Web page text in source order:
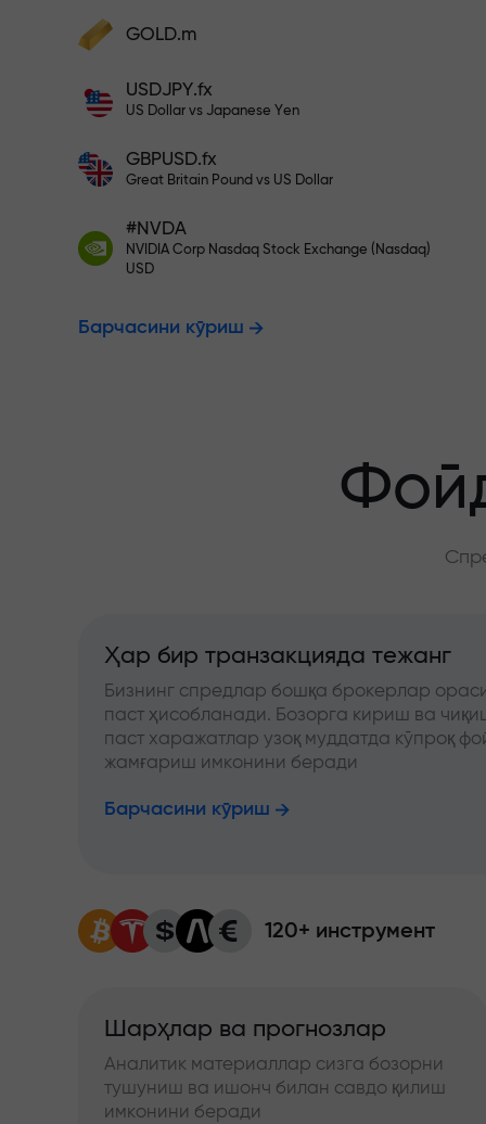
Ҳисобни тўлдиринг ва
бонус олинг. X1000 хато эмас. Депозит
қанча катта бўлса, мультипликатор
Ҳисобингизни $333 билан
Рисксиз
фойдангиз
X1000 гача
GOLD.m
USDJPY.fx
US Dollar vs Japanese Yen
GBPUSD.fx
Great Britain Pound vs US Dollar
#NVDA
NVIDIA Corp Nasdaq Stock Exchange (Nasdaq)
USD
Барчасини кўриш
Ҳар бир транзакцияда тежанг
Бизнинг спредлар бошқа брокерлар
паст ҳисобланади. Бозорга кириш ва
паст харажатлар узоқ муддатда кўпроқ
жамғариш имконини беради
Барчасини кўриш
120+ инструмент
Шарҳлар ва прогнозлар
Аналитик материаллар сизга бозорни
тушуниш ва ишонч билан савдо қилиш
имконини беради